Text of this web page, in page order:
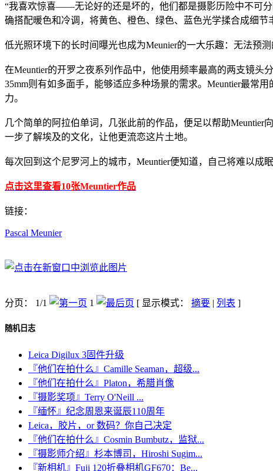
“我喜欢惊喜——无论好的还是坏的，他们都是摄影历险中不可
确搭配暖色和冷调，将黄色、橙色、绿色、蓝色光学揉合成细节
低光照环境下的长时间曝光也成为Meunier的一大乐趣：无法预
在Meuntier的开罗之夜系列作品中，他使用频率最高的两支镜头分
35mm则有如多面手，能够适应多种场景的需求。Meuntier最常
力。
几个简单的阿拉伯单词，几张此前的作品，便足以帮助
一步了解埃及的文化，让他更流恋这片土地。
每次回到这个尼罗河上的城市，Meuntier便知道，自己将难以成
点击这里查看10张Meuntier作品
链接：
Pascal Meunier
分页： 1/1 1 [ 显示模式： 摘要 | 列表 ]
随机日志
Leica Digilux 3固件升级
『他们在拍什么』Camille Seaman，超级...
『他们在拍什么』Platon，希腊肖像
『摄影奖项』Terry O'Neill ...
『缅怀』纪念周恩来诞辰110周年
Leica，胶片，or 数码？你自己决定
『他们在拍什么』Cosmin Bumbutz，监狱...
『摄影师介绍』杉本博司，Hiroshi Sugim...
『新相机』Fuji 120折叠相机GF670：Be...